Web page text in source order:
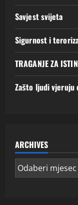
Savjest svijeta
Sigurnost i
TRAGANJE ZA
Zašto ljudi vjeruju
ARCHIVES